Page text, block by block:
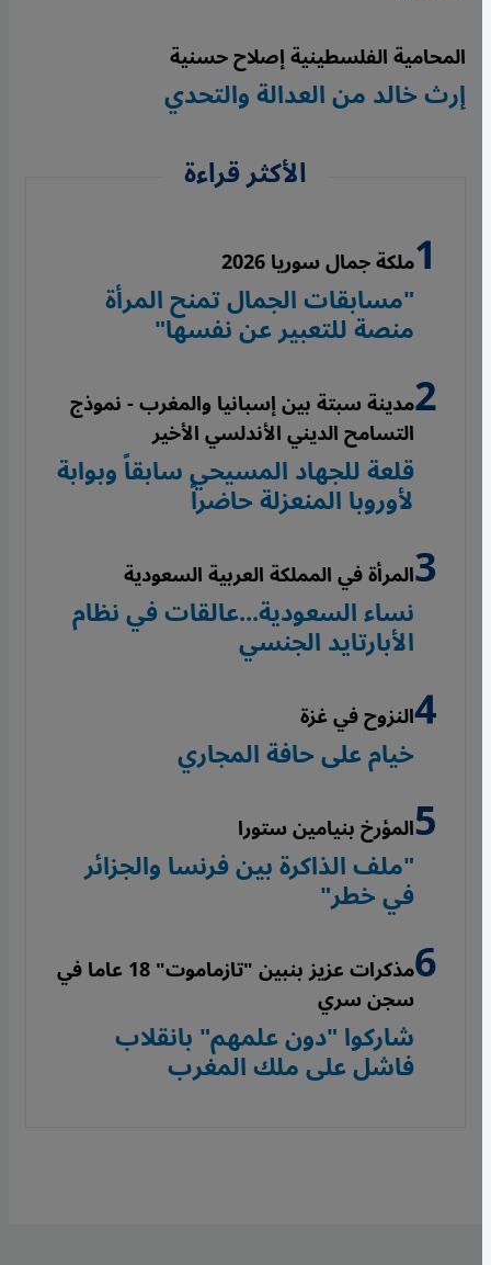
المحامية الفلسطينية إصلاح حسنية
إرث خالد من العدالة والتحدي
الأكثر قراءة
ملكة جمال سوريا 2026
"مسابقات الجمال تمنح المرأة
منصة للتعبير عن نفسها"
مدينة سبتة بين إسبانيا والمغرب - نموذج
التسامح الديني الأندلسي الأخير
قلعة للجهاد المسيحي سابقاً وبوابة
لأوروبا المنعزلة حاضراً
المرأة في المملكة العربية السعودية
نساء السعودية...عالقات في نظام
الأبارتايد الجنسي
النزوح في غزة
خيام على حافة المجاري
المؤرخ بنيامين ستورا
"ملف الذاكرة بين فرنسا والجزائر
في خطر"
مذكرات عزيز بنبين "تازماموت" 18 عاما في
سجن سري
شاركوا "دون علمهم" بانقلاب
فاشل على ملك المغرب